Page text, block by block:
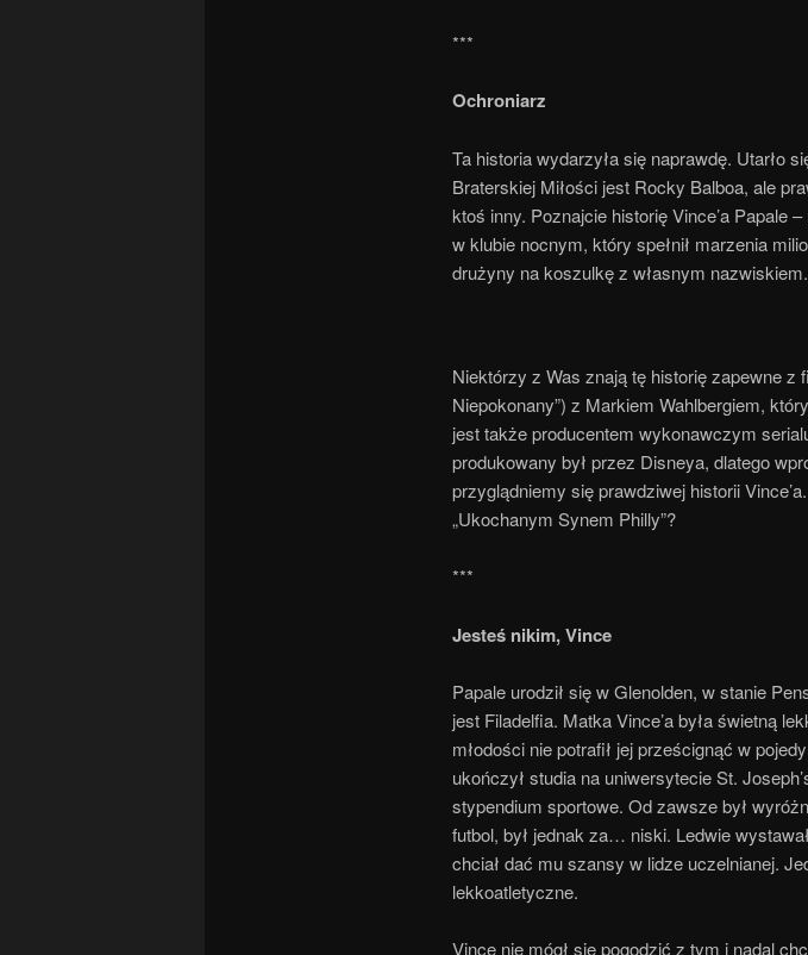
***
Ochroniarz
Ta historia wydarzyła się naprawdę. Utarło
Braterskiej Miłości jest Rocky Balboa, ale
ktoś inny. Poznajcie historię Vince’a Papale
w klubie nocnym, który spełnił marzenia
drużyny na koszulkę z własnym nazwiskiem.
Niektórzy z Was znają tę historię zapewne z
Niepokonany”) z Markiem Wahlbergiem,
jest także producentem wykonawczym
produkowany był przez Disneya, dlatego
przyglądniemy się prawdziwej historii
„Ukochanym Synem Philly”?
***
Jesteś nikim, Vince
Papale urodził się w Glenolden, w stanie
jest Filadelfia. Matka Vince’a była świetną
młodości nie potrafił jej prześcignąć w
ukończył studia na uniwersytecie St.
stypendium sportowe. Od zawsze był
futbol, był jednak za… niski. Ledwie
chciał dać mu szansy w lidze uczelnianej.
lekkoatletyczne.
Vince nie mógł się pogodzić z tym i nadal